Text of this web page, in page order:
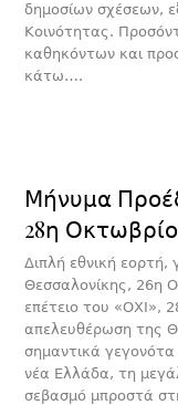
δημοσίων σχέσεων,
Κοινότητας.
καθηκόντων και
κάτω….
Μήνυμα
28η
Διπλή εθνική
Θεσσαλονίκης, 26η
επέτειο του «ΟΧΙ»,
απελευθέρωση της
σημαντικά
νέα Ελλάδα, τη
σεβασμό μπροστά